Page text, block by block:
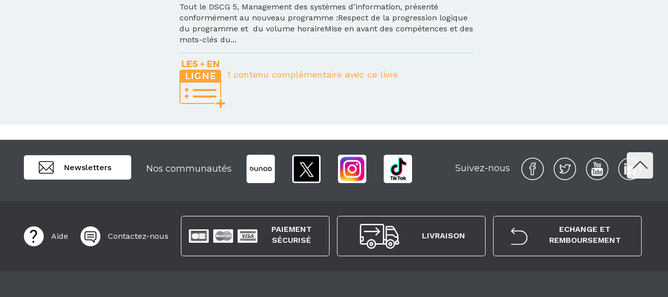
Tout le DSCG 5, Management des systèmes d'information, présenté
conformément au nouveau programme :Respect de la progression logique
du programme et du volume horaireMise en avant des compétences et des
mots-clés du...
1 contenu complémentaire avec ce livre
Newsletters Nos communautés Suivez-nous
Aide Contactez-nous
PAIEMENT
SÉCURISÉ
LIVRAISON
ECHANGE ET
REMBOURSEMENT